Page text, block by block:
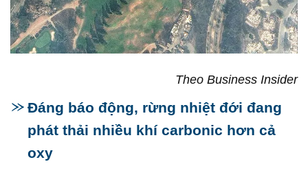
Theo Business Insider
Đáng báo động, rừng nhiệt đới đang
phát thải nhiều khí carbonic hơn cả
oxy